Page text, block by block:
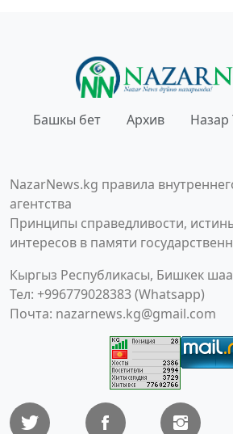
Башкы бет Архив Назар
NazarNews.kg правила
агентства
Принципы справедливости,
интересов в памяти
Кыргыз Республикасы, Бишкек
Тел: +996779028383 (Whatsapp)
Почта: nazarnews.kg@gmail.com